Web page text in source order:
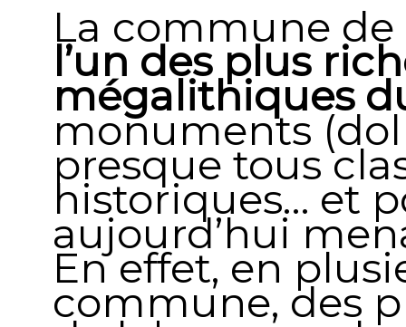
La commune de
l’un des plus
mégalithiques
monuments
presque tous
historiques… et
aujourd’hui
En effet, en
commune, des